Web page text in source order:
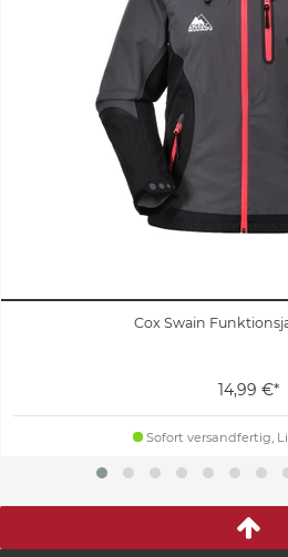
Cox Swain
14,99 €*
Sofort versandfertig,